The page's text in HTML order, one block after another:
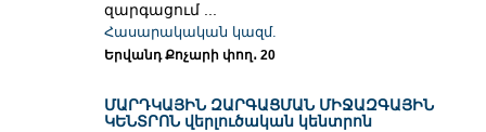
զարգացում ...
Հասարակական կազմ.
Երվանդ Քոչարի փող․ 20
ՄԱՐԴԿԱՅԻՆ ԶԱՐԳԱՑՄԱՆ ՄԻՋԱԶԳԱՅԻՆ
ԿԵՆՏՐՈՆ վերլուծական կենտրոն